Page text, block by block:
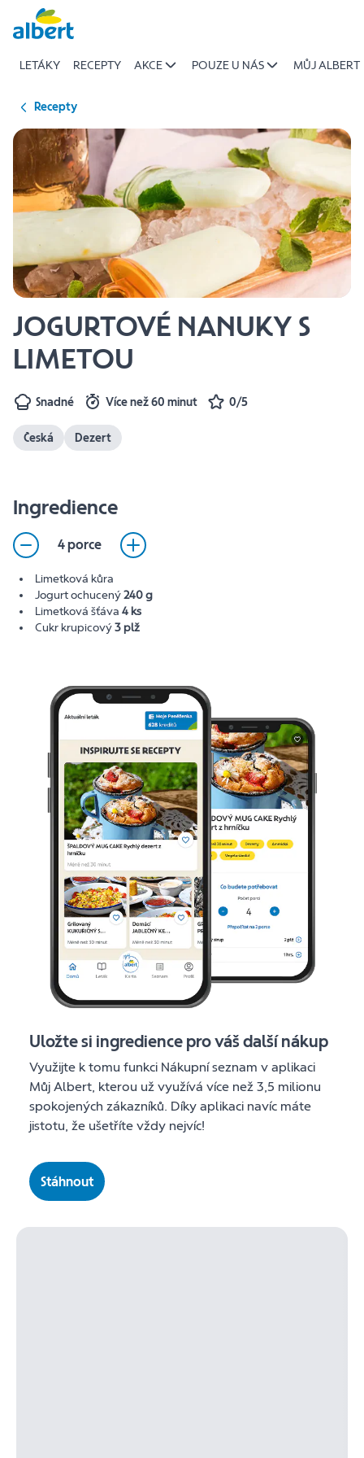
Přeskočit
LETÁKY RECEPTY AKCE POUZE U NÁS MŮJ ALBERT
Recepty
JOGURTOVÉ NANUKY S
LIMETOU
Snadné Více než 60 minut 0/5
Česká Dezert
Ingredience
4 porce
Limetková kůra
Jogurt ochucený240 g
Limetková šťáva 4 ks
Cukr krupicový3 plž
Uložte si ingredience pro váš další nákup
Využijte k tomu funkci Nákupní seznam v aplikaci
Můj Albert, kterou už využívá více než 3,5 milionu
spokojených zákazníků. Díky aplikaci navíc máte
jistotu, že ušetříte vždy nejvíc!
Stáhnout